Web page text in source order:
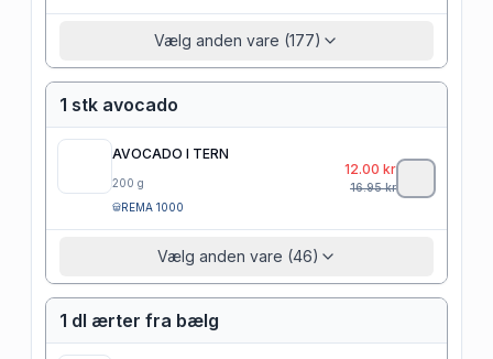
Vælg anden vare (177)
1 stk avocado
AVOCADO I TERN
200 g
REMA 1000
12.00 kr
16.95kr
Vælg anden vare (46)
1 dl ærter fra bælg